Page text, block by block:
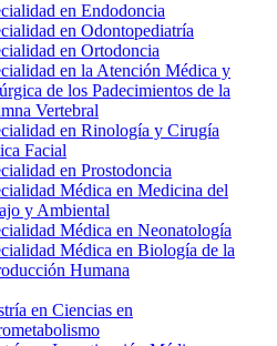
en Endodoncia
en Odontopediatría
en Ortodoncia
en la Atención Médica y
de los Padecimientos de la
Vertebral
en Rinología y Cirugía
Facial
en Prostodoncia
Médica en Medicina del
y Ambiental
Médica en Neonatología
Médica en Biología de la
Humana
en Ciencias en